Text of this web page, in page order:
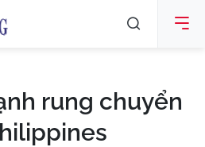
rung chuyển